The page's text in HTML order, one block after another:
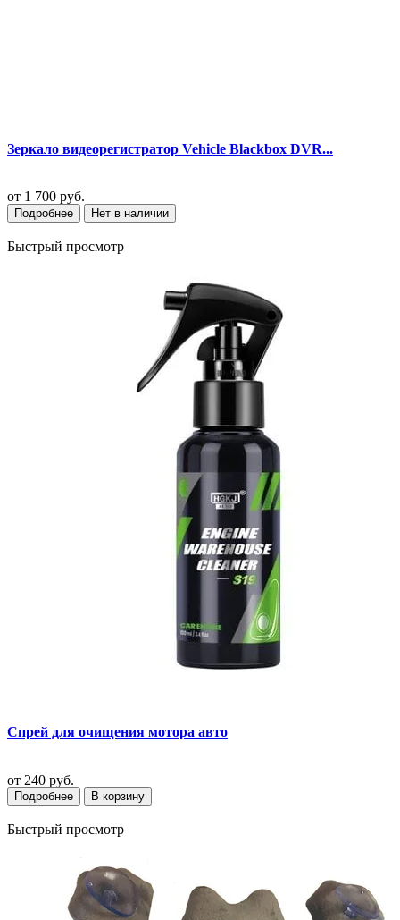
Зеркало видеорегистратор Vehicle Blackbox DVR...
от 1 700 руб.
Подробнее Нет в наличии
Быстрый просмотр
Спрей для очищения мотора авто
от 240 руб.
Подробнее В корзину
Быстрый просмотр